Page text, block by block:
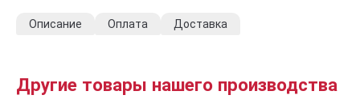
Описание Оплата Доставка
Другие товары нашего производства